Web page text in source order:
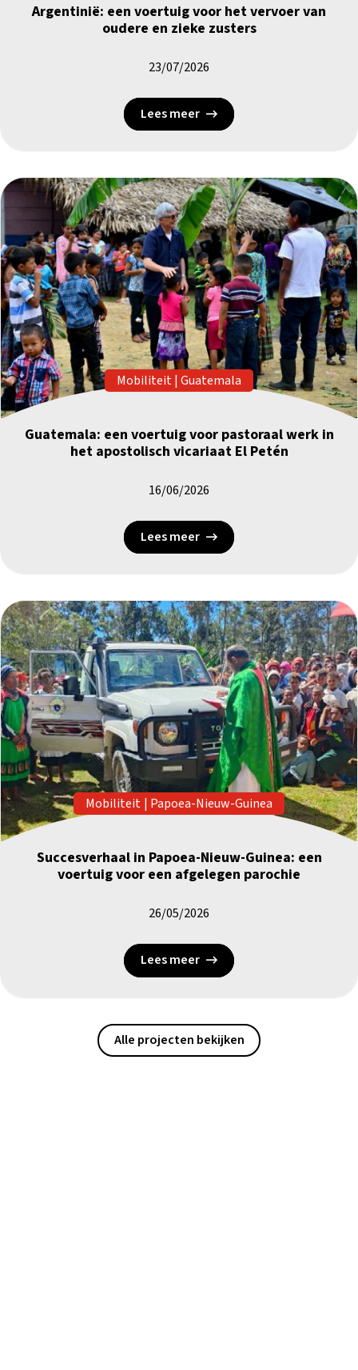
Argentinië: een voertuig voor het vervoer van
oudere en zieke zusters
23/07/2026
Lees meer
Mobiliteit| Guatemala
Guatemala: een voertuig voor pastoraal werk in
het apostolisch vicariaat El Petén
16/06/2026
Lees meer
Mobiliteit | Papoea-Nieuw-Guinea
Succesverhaal in Papoea-Nieuw-Guinea: een
voertuig voor een afgelegen parochie
26/05/2026
Lees meer
Alle projecten bekijken